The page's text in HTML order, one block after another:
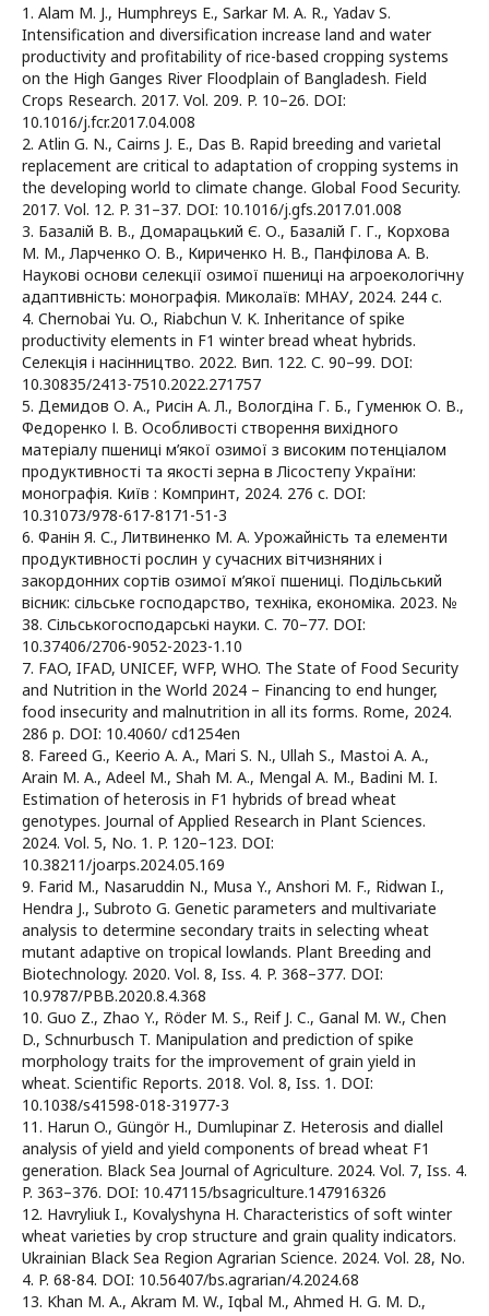
1. Alam M. J., Humphreys E., Sarkar M. A. R., Yadav S.
Intensification and diversification increase land and water
productivity and profitability of rice-based cropping systems
on the High Ganges River Floodplain of Bangladesh. Field
Crops Research. 2017. Vol. 209. P. 10–26. DOI:
10.1016/j.fcr.2017.04.008
2. Atlin G. N., Cairns J. E., Das B. Rapid breeding and varietal
replacement are critical to adaptation of cropping systems in
the developing world to climate change. Global Food Security.
2017. Vol. 12. P. 31–37. DOI: 10.1016/j.gfs.2017.01.008
3. Базалій В. В., Домарацький Є. О., Базалій Г. Г., Корхова
М. М., Ларченко О. В., Кириченко Н. В., Панфілова А. В.
Наукові основи селекції озимої пшениці на агроекологічну
адаптивність: монографія. Миколаїв: МНАУ, 2024. 244 с.
4. Chernobai Yu. O., Riabchun V. K. Inheritance of spike
productivity elements in F1 winter bread wheat hybrids.
Селекція і насінництво. 2022. Вип. 122. С. 90–99. DOI:
10.30835/2413-7510.2022.271757
5. Демидов О. А., Рисін А. Л., Вологдіна Г. Б., Гуменюк О. В.,
Федоренко І. В. Особливості створення вихідного
матеріалу пшениці м’якої озимої з високим потенціалом
продуктивності та якості зерна в Лісостепу України:
монографія. Київ : Компринт, 2024. 276 с. DOI:
10.31073/978-617-8171-51-3
6. Фанін Я. С., Литвиненко М. А. Урожайність та елементи
продуктивності рослин у сучасних вітчизняних і
закордонних сортів озимої м’якої пшениці. Подільський
вісник: сільське господарство, техніка, економіка. 2023. №
38. Сільськогосподарські науки. С. 70–77. DOI:
10.37406/2706-9052-2023-1.10
7. FAO, IFAD, UNICEF, WFP, WHO. The State of Food Security
and Nutrition in the World 2024 – Financing to end hunger,
food insecurity and malnutrition in all its forms. Rome, 2024.
286 p. DOI: 10.4060/ cd1254en
8. Fareed G., Keerio A. A., Mari S. N., Ullah S., Mastoi A. A.,
Arain M. A., Adeel M., Shah M. A., Mengal A. M., Badini M. I.
Estimation of heterosis in F1 hybrids of bread wheat
genotypes. Journal of Applied Research in Plant Sciences.
2024. Vol. 5, No. 1. P. 120–123. DOI:
10.38211/joarps.2024.05.169
9. Farid M., Nasaruddin N., Musa Y., Anshori M. F., Ridwan I.,
Hendra J., Subroto G. Genetic parameters and multivariate
analysis to determine secondary traits in selecting wheat
mutant adaptive on tropical lowlands. Plant Breeding and
Biotechnology. 2020. Vol. 8, Iss. 4. P. 368–377. DOI:
10.9787/PBB.2020.8.4.368
10. Guo Z., Zhao Y., Röder M. S., Reif J. C., Ganal M. W., Chen
D., Schnurbusch T. Manipulation and prediction of spike
morphology traits for the improvement of grain yield in
wheat. Scientific Reports. 2018. Vol. 8, Iss. 1. DOI:
10.1038/s41598-018-31977-3
11. Harun O., Güngör H., Dumlupinar Z. Heterosis and diallel
analysis of yield and yield components of bread wheat F1
generation. Black Sea Journal of Agriculture. 2024. Vol. 7, Iss. 4.
P. 363–376. DOI: 10.47115/bsagriculture.147916326
12. Havryliuk I., Kovalyshyna H. Characteristics of soft winter
wheat varieties by crop structure and grain quality indicators.
Ukrainian Black Sea Region Agrarian Science. 2024. Vol. 28, No.
4. P. 68-84. DOI: 10.56407/bs.agrarian/4.2024.68
13. Khan M. A., Akram M. W., Iqbal M., Ahmed H. G. M. D.,